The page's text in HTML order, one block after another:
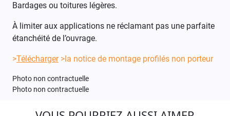
Bardages ou toitures légères.
À limiter aux applications ne réclamant pas une parfaite
étanchéité de l’ouvrage.
>Télécharger>la notice de montage profilés non porteur
Photo non contractuelle
Photo non contractuelle